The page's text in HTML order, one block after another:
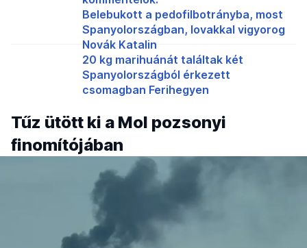
Belebukott a pedofilbotrányba, most
Spanyolországban, lovakkal vigyorog
Novák Katalin
20 kg marihuánát találtak két
Spanyolországból érkezett
csomagban Ferihegyen
Tűz ütött ki a Mol pozsonyi
finomítójában